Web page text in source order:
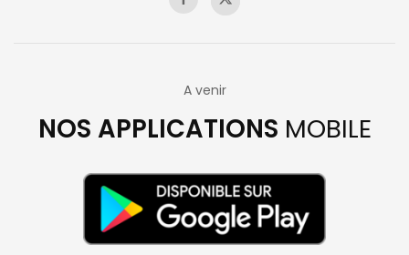
A venir
NOS APPLICATIONS MOBILE